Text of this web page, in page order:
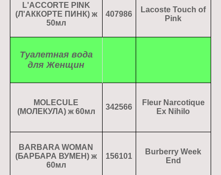
L'ACCORTE PINK
(Л'АККОРТЕ ПИНК) ж
50мл
407986
Lacoste Touch of
Pink
Туалетная вода
для Женщин
MOLECULE
(МОЛЕКУЛА) ж 60мл
342566
Fleur Narcotique
Ex Nihilo
BARBARA WOMAN
(БАРБАРА ВУМЕН) ж
60мл
156101
Burberry Week
End